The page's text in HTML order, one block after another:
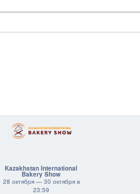
Kazakhstan International
Bakery Show
28 октября — 30 октября в
23:59